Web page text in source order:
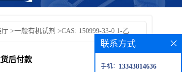
厅 >一般有机试剂 >CAS: 150999-33-0 1-乙
研产品 高校先发货后付款 按需分装
后付款
联系方式
手机： 13343814636